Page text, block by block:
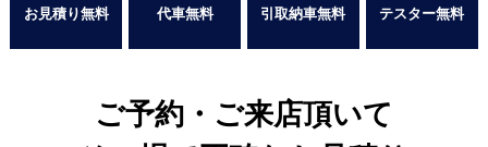
お見積り無料
代車無料
引取納車無料
テスター無料
ご予約・ご来店頂いて